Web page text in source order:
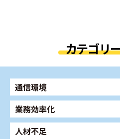
カテゴ
通信環境
業務効率化
人材不足